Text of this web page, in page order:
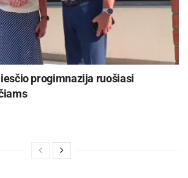
progimnazija ruošiasi